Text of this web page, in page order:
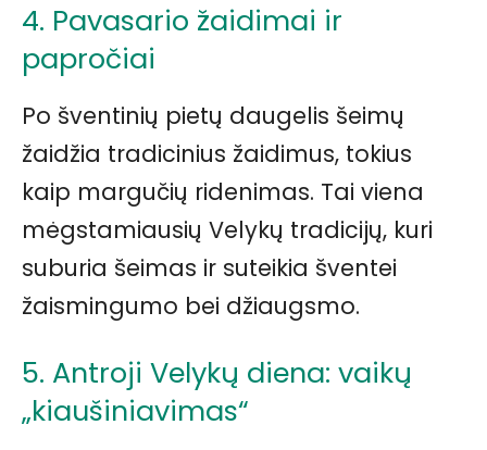
4. Pavasario žaidimai ir
papročiai
Po šventinių pietų daugelis šeimų
žaidžia tradicinius žaidimus, tokius
kaip margučių ridenimas. Tai viena
mėgstamiausių Velykų tradicijų, kuri
suburia šeimas ir suteikia šventei
žaismingumo bei džiaugsmo.
5. Antroji Velykų diena: vaikų
„kiaušiniavimas“